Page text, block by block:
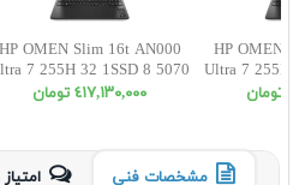
HP OMEN Slim 16t AN000
7 255H 32 1SSD 8 5070
٤١٧,١٣٠,٠٠٠ تومان
HP OMEN
Ultra 7
مشخصات فنی